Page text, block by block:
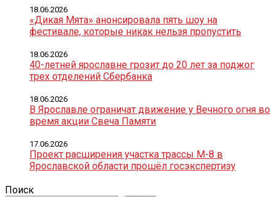
«Дикая Мята» анонсировала пять шоу на
фестивале, которые никак нельзя пропустить
18.06.2026
40-летней ярославне грозит до 20 лет за поджог
трех отделений Сбербанка
18.06.2026
В Ярославле ограничат движение у Вечного огня во
время акции Свеча Памяти
18.06.2026
Проект расширения участка трассы М-8 в
Ярославской области прошёл госэкспертизу
17.06.2026
Поиск